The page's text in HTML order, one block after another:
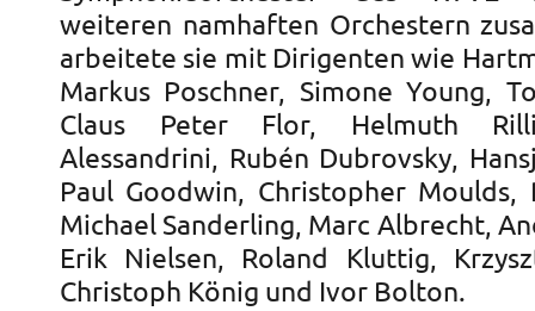
weiteren namhaften Orchestern
arbeitete sie mit Dirigenten wie
Markus Poschner, Simone Young,
Claus Peter Flor, Helmuth
Alessandrini, Rubén Dubrovsky,
Paul Goodwin, Christopher Moulds,
Michael Sanderling, Marc Albrecht,
Erik Nielsen, Roland Kluttig,
Christoph König und Ivor Bolton.